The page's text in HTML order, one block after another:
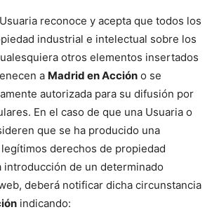
reconoce y acepta que todos los
industrial e intelectual sobre los
otros elementos insertados
a Madrid en Acción o se
autorizada para su difusión por
En el caso de que una Usuaria o
que se ha producido una
derechos de propiedad
introducción de un determinado
deberá notificar dicha circunstancia
indicando: